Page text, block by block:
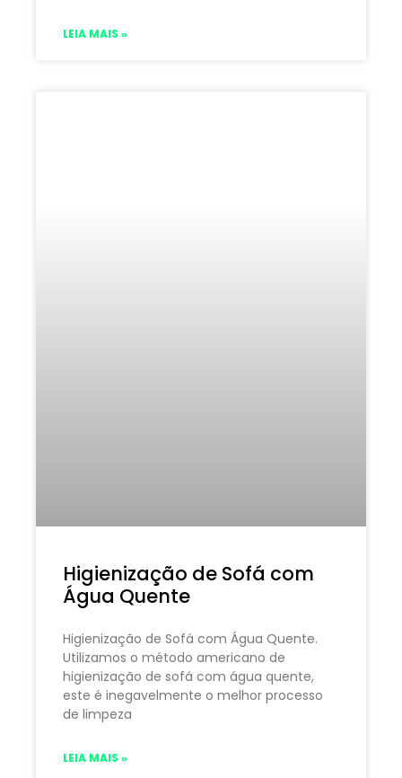
LEIA MAIS »
Higienização de Sofá com
Água Quente
Higienização de Sofá com Água Quente.
Utilizamos o método americano de
higienização de sofá com água quente,
este é inegavelmente o melhor processo
de limpeza
LEIA MAIS »